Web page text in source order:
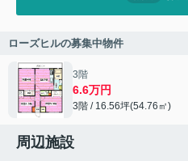
ローズヒルの募集中物件
3階
6.6万円
3階 / 16.56坪(54.76㎡)
周辺施設